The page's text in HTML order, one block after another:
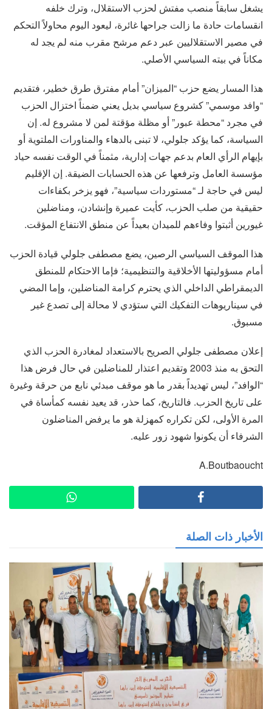
يشغل سابقاً منصب مفتش لحزب الاستقلال، وترك خلفه
انقسامات حادة ما زالت جراحها غائرة، ليعود اليوم محاولاً التحكم
في مصير الاستقلاليين عبر دعم مرشح مقرب منه لم يجد له
مكاناً في بيته السياسي الأصلي.
هذا المسار يضع حزب “الميزان” أمام مفترق طرق خطير، فتقديم
“وافد موسمي” كشروع سياسي بديل يعني ضمناً اختزال الحزب
في مجرد “محطة عبور” أو مظلة مؤقتة لمن لا مشروع له. إن
السياسة، كما يؤكد جلولي، لا تبنى بالدهاء والمناورات الملتوية أو
بإيهام الرأي العام بدعم جهات إدارية، مثمناً في الوقت نفسه حياد
مؤسسة العامل وترفعها عن هذه الحسابات الضيقة. إن الإقليم
ليس في حاجة لـ “مستوردات سياسية”، فهو يزخر بكفاءات
حقيقية من صلب الحزب، كأيت عميرة وإنشادن، ومناضلين
غيورين أثبتوا وفاءهم للميدان بعيداً عن منطق الانتفاع المؤقت.
هذا الموقف السياسي الرصين، يضع مصطفى جلولي قيادة الحزب
أمام مسؤوليتها الأخلاقية والتنظيمية؛ فإما الاحتكام للمنطق
الديمقراطي الداخلي الذي يحترم كرامة المناضلين، وإما المضي
في سيناريوهات التفكيك التي ستؤدي لا محالة إلى تصدع غير
مسبوق.
إعلان مصطفى جلولي الصريح بالاستعداد لمغادرة الحزب الذي
التحق به منذ 2003 وتقديم اعتذار للمناضلين في حال فرض هذا
“الوافد”، ليس تهديداً بقدر ما هو موقف مبدئي نابع من حرقة وغيرة
على تاريخ الحزب. فالتاريخ، كما حذر، قد يعيد نفسه كمأساة في
المرة الأولى، لكن تكراره كمهزلة هو ما يرفض المناضلون
الشرفاء أن يكونوا شهود زور عليه.
A.Boutbaoucht
الأخبار ذات الصلة